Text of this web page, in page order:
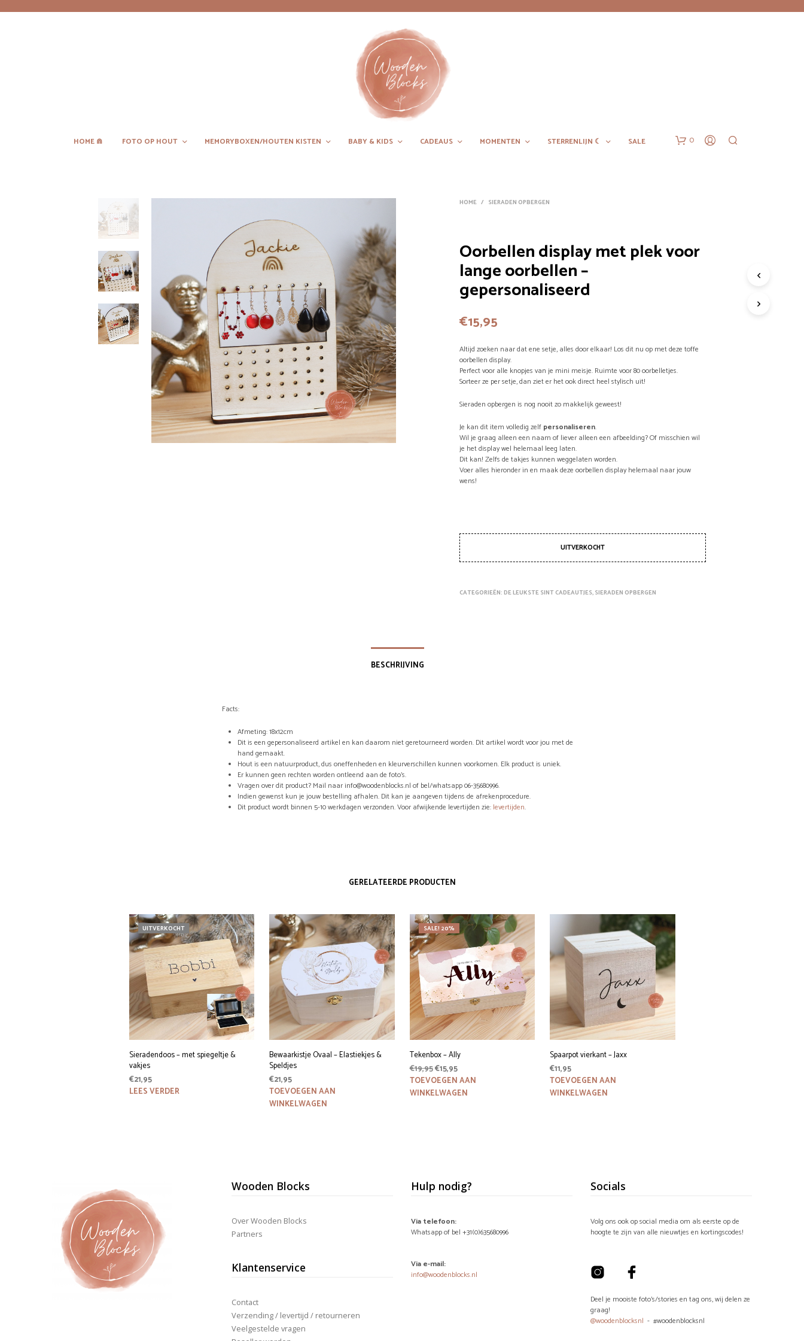
HOME ⋒ FOTO OP HOUT MEMORYBOXEN/HOUTEN KISTEN BABY & KIDS CADEAUS MOMENTEN STERRENLIJN ☾ SALE 0
HOME / SIERADEN OPBERGEN
Oorbellen display met plek voor
lange oorbellen –
gepersonaliseerd
€15,95
Altijd zoeken naar dat ene setje, alles door elkaar! Los dit nu op met deze toffe
oorbellen display.
Perfect voor alle knopjes van je mini meisje. Ruimte voor 80 oorbelletjes.
Sorteer ze per setje, dan ziet er het ook direct heel stylisch uit!
Sieraden opbergen is nog nooit zo makkelijk geweest!
Je kan dit item volledig zelf personaliseren.
Wil je graag alleen een naam of liever alleen een afbeelding? Of misschien wil
je het display wel helemaal leeg laten.
Dit kan! Zelfs de takjes kunnen weggelaten worden.
Voer alles hieronder in en maak deze oorbellen display helemaal naar jouw
wens!
UITVERKOCHT
CATEGORIEËN:DE LEUKSTE SINT CADEAUTJES,SIERADEN OPBERGEN
BESCHRIJVING
Facts:
Afmeting: 18x12cm
Dit is een gepersonaliseerd artikel en kan daarom niet geretourneerd worden. Dit artikel wordt voor jou met de
hand gemaakt.
Hout is een natuurproduct, dus oneffenheden en kleurverschillen kunnen voorkomen. Elk product is uniek.
Er kunnen geen rechten worden ontleend aan de foto’s.
Vragen over dit product? Mail naar info@woodenblocks.nl of bel/whatsapp 06-35680996.
Indien gewenst kun je jouw bestelling afhalen. Dit kan je aangeven tijdens de afrekenprocedure.
Dit product wordt binnen 5-10 werkdagen verzonden. Voor afwijkende levertijden zie: levertijden.
GERELATEERDE PRODUCTEN
UITVERKOCHT
Sieradendoos – met spiegeltje &
vakjes
€21,95
LEES VERDER
Bewaarkistje Ovaal – Elastiekjes &
Speldjes
€21,95
TOEVOEGEN AAN
WINKELWAGEN
SALE! 20%
Tekenbox – Ally
€19,95Oorspronkelijke
prijs
was:
€15,95Huidige
prijs
is:
TOEVOEGEN AAN
WINKELWAGEN
Spaarpot vierkant – Jaxx
€11,95
TOEVOEGEN AAN
WINKELWAGEN
Wooden Blocks
Over Wooden Blocks
Partners
Klantenservice
Contact
Verzending / levertijd / retourneren
Veelgestelde vragen
Hulp nodig?
Via telefoon:
Whatsapp of bel +31(0)635680996
Via e-mail:
info@woodenblocks.nl
Socials
Volg ons ook op social media om als eerste op de
hoogte te zijn van alle nieuwtjes en kortingscodes!
Deel je mooiste foto's/stories en tag ons, wij delen ze
graag!
@woodenblocksnl - #woodenblocksnl